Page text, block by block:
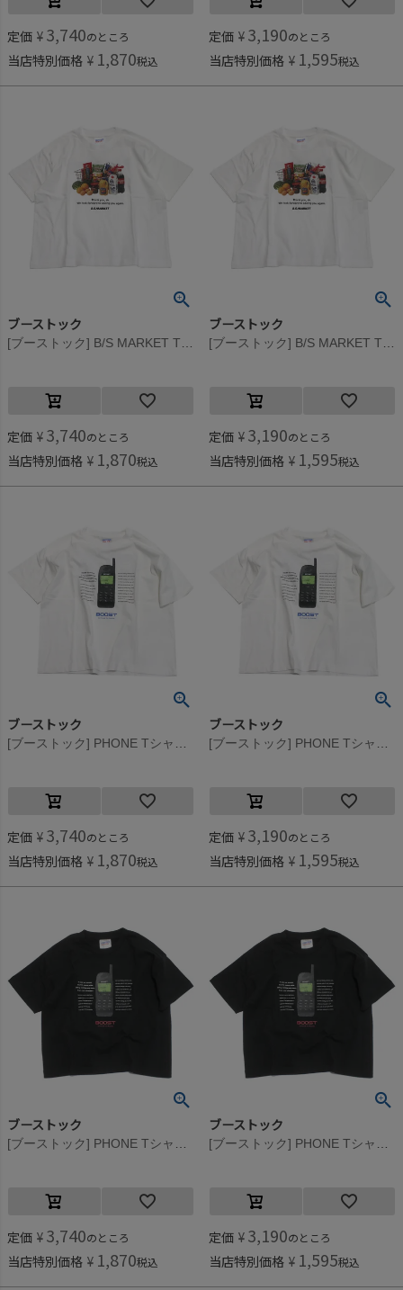
定価 ¥ 3,740のところ
当店特別価格 ¥ 1,870税込
定価 ¥ 3,190のところ
当店特別価格 ¥ 1,595税込
ブーストック
定価 ¥ 3,740のところ
当店特別価格 ¥ 1,870税込
ブーストック
定価 ¥ 3,190のところ
当店特別価格 ¥ 1,595税込
ブーストック
定価 ¥ 3,740のところ
当店特別価格 ¥ 1,870税込
ブーストック
定価 ¥ 3,190のところ
当店特別価格 ¥ 1,595税込
ブーストック
定価 ¥ 3,740のところ
当店特別価格 ¥ 1,870税込
ブーストック
定価 ¥ 3,190のところ
当店特別価格 ¥ 1,595税込